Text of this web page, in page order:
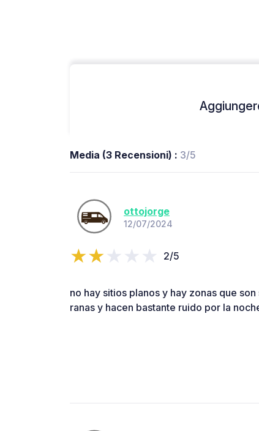
Media (3 Recensioni) : 3/5
ottojorge
12/07/2024
2/5
no hay sitios planos y hay zonas que
ranas y hacen bastante ruido por la